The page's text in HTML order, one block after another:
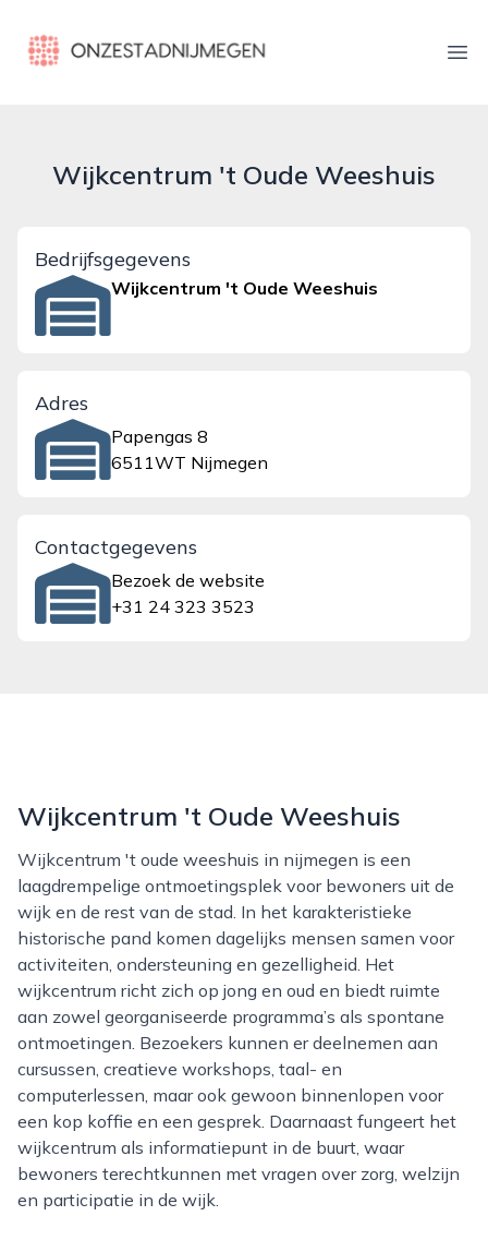
onzestadnijmegen.nl
Wijkcentrum 't Oude Weeshuis
Bedrijfsgegevens
Wijkcentrum 't Oude Weeshuis
Adres
Papengas 8
6511WT Nijmegen
Contactgegevens
Bezoek de website
+31 24 323 3523
Wijkcentrum 't Oude Weeshuis
Wijkcentrum 't oude weeshuis in nijmegen is een
laagdrempelige ontmoetingsplek voor bewoners uit de
wijk en de rest van de stad. In het karakteristieke
historische pand komen dagelijks mensen samen voor
activiteiten, ondersteuning en gezelligheid. Het
wijkcentrum richt zich op jong en oud en biedt ruimte
aan zowel georganiseerde programma’s als spontane
ontmoetingen. Bezoekers kunnen er deelnemen aan
cursussen, creatieve workshops, taal- en
computerlessen, maar ook gewoon binnenlopen voor
een kop koffie en een gesprek. Daarnaast fungeert het
wijkcentrum als informatiepunt in de buurt, waar
bewoners terechtkunnen met vragen over zorg, welzijn
en participatie in de wijk.